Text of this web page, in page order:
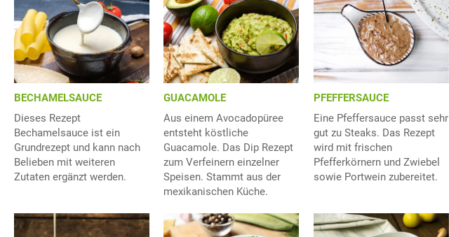
BECHAMELSAUCE
Dieses Rezept
Bechamelsauce ist ein
Grundrezept und kann nach
Belieben mit weiteren
Zutaten ergänzt werden.
GUACAMOLE
Aus einem Avocadopüree
entsteht köstliche
Guacamole. Das Dip Rezept
zum Verfeinern einzelner
Speisen. Stammt aus der
mexikanischen Küche.
PFEFFERSAUCE
Eine Pfeffersauce passt sehr
gut zu Steaks. Das Rezept
wird mit frischen
Pfefferkörnern und Zwiebel
sowie Portwein zubereitet.